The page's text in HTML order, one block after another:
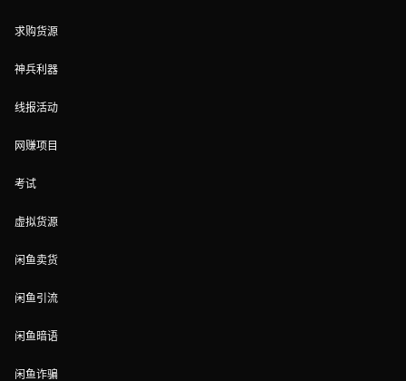
求购货源
神兵利器
线报活动
网赚项目
考试
虚拟货源
闲鱼卖货
闲鱼引流
闲鱼暗语
闲鱼诈骗